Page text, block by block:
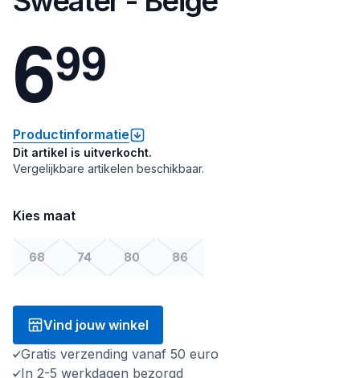
699
Productinformatie
Dit artikel is uitverkocht.
Vergelijkbare artikelen beschikbaar.
Kies maat
68 74 80 86
Vind jouw winkel
Gratis verzending vanaf 50 euro
In 2-5 werkdagen bezorgd